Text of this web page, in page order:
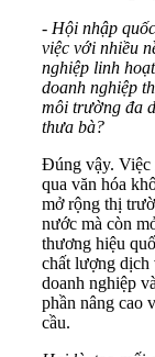
- Hội nhập
việc với nhiều
nghiệp linh
doanh nghiệp
môi trường đa
thưa bà?
Đúng vậy. Việc
qua văn hóa
mở rộng thị
nước mà còn
thương hiệu
chất lượng dịch
doanh nghiệp
phần nâng cao
cầu.